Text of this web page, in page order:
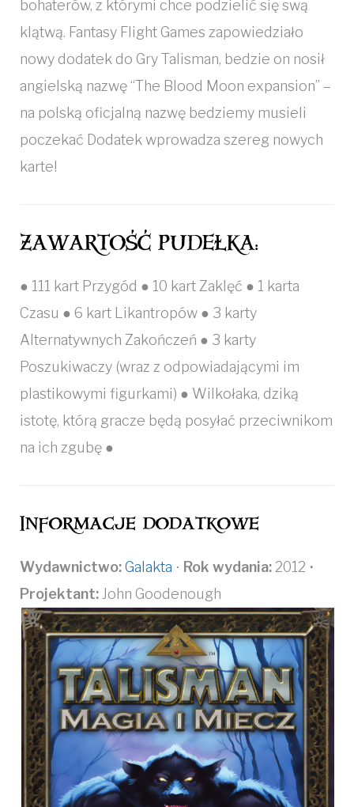
bohaterów, z którymi chce podzielić się swą
klątwą. Fantasy Flight Games zapowiedziało
nowy dodatek do Gry Talisman, bedzie on nosił
angielską nazwę “The Blood Moon expansion” –
na polską oficjalną nazwę bedziemy musieli
poczekać Dodatek wprowadza szereg nowych
karte!
ZAWARTOŚĆ PUDEŁKA:
● 111 kart Przygód ● 10 kart Zaklęć ● 1 karta
Czasu ● 6 kart Likantropów ● 3 karty
Alternatywnych Zakończeń ● 3 karty
Poszukiwaczy (wraz z odpowiadającymi im
plastikowymi figurkami) ● Wilkołaka, dziką
istotę, którą gracze będą posyłać przeciwnikom
na ich zgubę ●
Informacje dodatkowe
Wydawnictwo:Galakta ⋅ Rok wydania: 2012 ⋅
Projektant: John Goodenough